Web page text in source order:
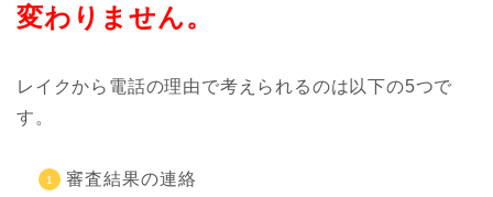
変わりません。
レイクから電話の理由で考えられるのは以下の5つで
す。
審査結果の連絡